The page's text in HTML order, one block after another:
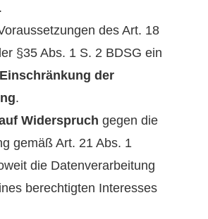
des Art. 18
§35 Abs. 1 S. 2 BDSG ein
der
.
Widerspruch gegen die
gemäß Art. 21 Abs. 1
die Datenverarbeitung
berechtigten Interesses